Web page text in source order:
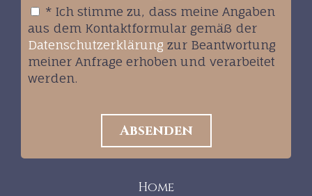
* Ich stimme zu, dass meine Angaben
aus dem Kontaktformular gemäß der
Datenschutzerklärung zur Beantwortung
meiner Anfrage erhoben und verarbeitet
werden.
Home